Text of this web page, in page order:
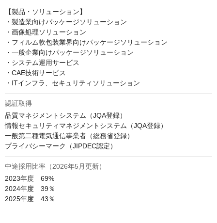
【製品・ソリューション】
・製造業向けパッケージソリューション
・画像処理ソリューション
・フィルム軟包装業界向けパッケージソリューション
・一般企業向けパッケージソリューション
・システム運用サービス
・CAE技術サービス
・ITインフラ、セキュリティソリューション
認証取得
品質マネジメントシステム（JQA登録）
情報セキュリティマネジメントシステム（JQA登録）
一般第二種電気通信事業者（総務省登録）
プライバシーマーク（JIPDEC認定）
中途採用比率（2026年5月更新）
2023年度　69%
2024年度　39％
2025年度　43％